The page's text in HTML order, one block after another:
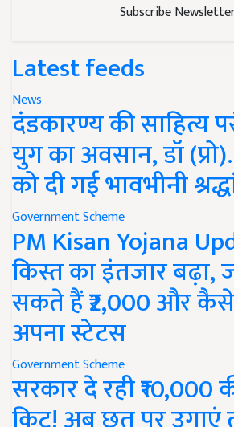
Subscribe
Latest feeds
News
दंडकारण्य की साहित्य
युग का अवसान, डॉ
को दी गई भावभीनी
Government Scheme
PM Kisan Yojana
किस्त का इंतजार बढ़ा,
सकते हैं ₹2,000 और
अपना स्टेटस
Government Scheme
सरकार दे रही ₹10,000